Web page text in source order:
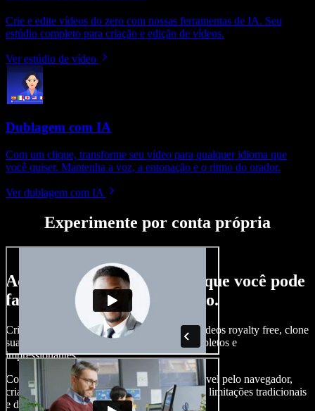
Crie e edite vídeos do zero com nossas ferramentas de IA. Seu
estúdio completo para criação e edição de vídeos.
Ver estúdio de vídeo
Dublagem com IA
Com um clique, transforme seu vídeo para qualquer idioma que
você quiser. Mantenha a voz, a entonação e o ritmo do orador.
Ver dublagem com IA
Experimente por conta própria
Aqui vai só um gostinho do que você pode
fazer com o Speechify Studio.
Crie narrações, adicione imagens, áudios e vídeos royalty free, clone
sua voz e produza projetos audiovisuais completos e
impressionantes.
Com curva de aprendizado zero e tudo acessível pelo navegador,
criadores de conteúdo conseguem ir além das limitações tradicionais
e dar vida a todas as suas ideias.